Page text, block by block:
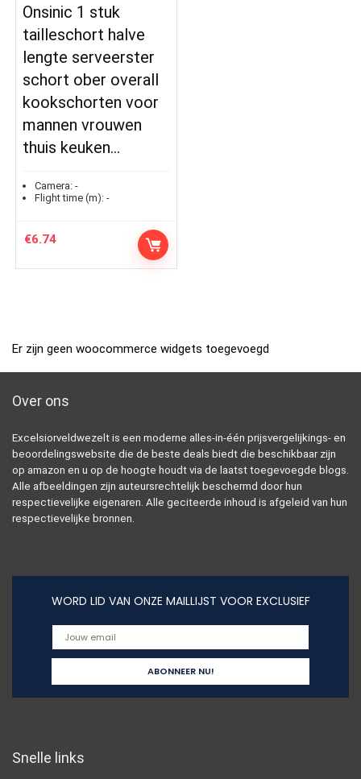
Onsinic 1 stuk
tailleschort halve
lengte serveerster
schort ober overall
kookschorten voor
mannen vrouwen
thuis keuken…
Camera: -
Flight time (m): -
€6.74
Er zijn geen woocommerce widgets toegevoegd
Over ons
Excelsiorveldwezelt is een moderne alles-in-één prijsvergelijkings- en
beoordelingswebsite die de beste deals biedt die beschikbaar zijn
op amazon en u op de hoogte houdt via de laatst toegevoegde blogs.
Alle afbeeldingen zijn auteursrechtelijk beschermd door hun
respectievelijke eigenaren. Alle geciteerde inhoud is afgeleid van hun
respectievelijke bronnen.
WORD LID VAN ONZE MAILLIJST VOOR EXCLUSIEF
Snelle links